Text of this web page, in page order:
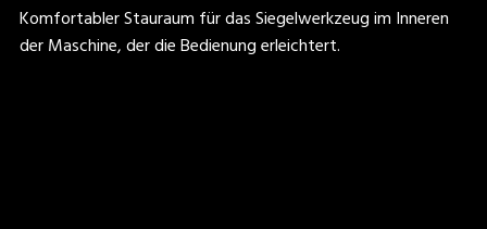
Komfortabler Stauraum für das Siegelwerkzeug im Inneren
der Maschine, der die Bedienung erleichtert.